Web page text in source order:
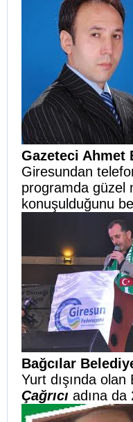
Gazeteci Ahmet
Giresundan
programda güzel
konuşulduğunu
Bağcılar
Yurt dışında olan
Çağrıcı adına